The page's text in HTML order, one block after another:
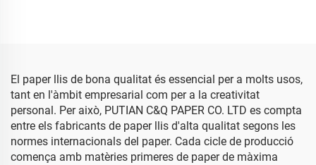
El paper llis de bona qualitat és essencial per a molts usos,
tant en l'àmbit empresarial com per a la creativitat
personal. Per això, PUTIAN C&Q PAPER CO. LTD es compta
entre els fabricants de paper llis d'alta qualitat segons les
normes internacionals del paper. Cada cicle de producció
comença amb matèries primeres de paper de màxima